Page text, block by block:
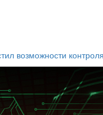
возможности